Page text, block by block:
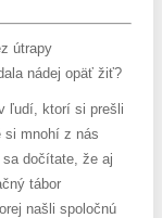
útrapy
nádej opäť žiť?
ľudí, ktorí si prešli
si mnohí z nás
dočítate, že aj
tábor
našli spoločnú